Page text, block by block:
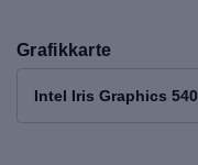
Grafikkarte
Intel Iris Graphics 540